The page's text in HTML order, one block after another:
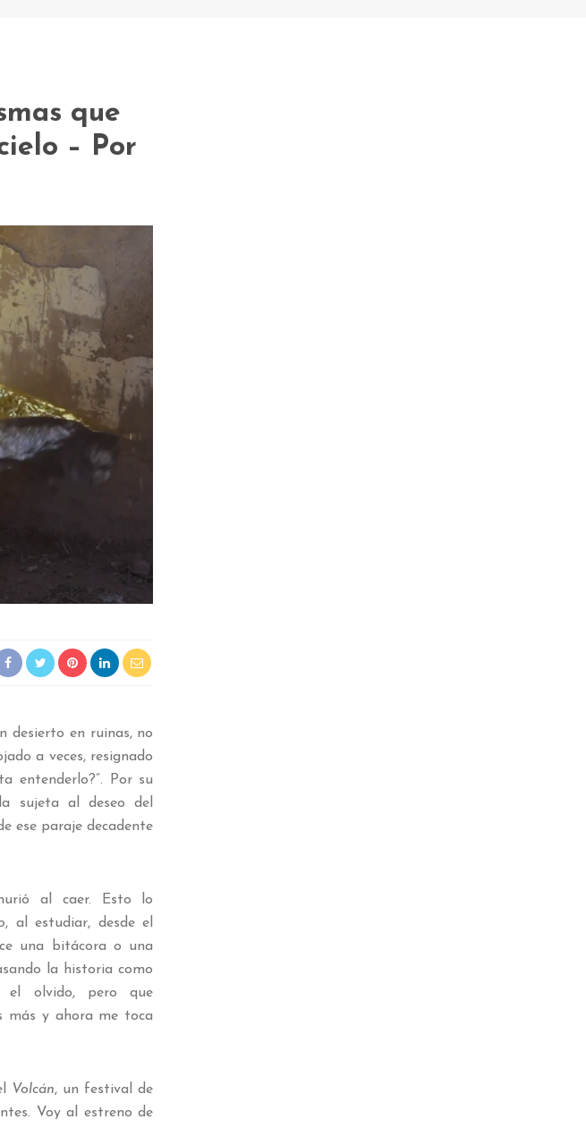
que
– Por
desierto en ruinas, no
a veces, resignado
entenderlo?”. Por su
sujeta al deseo del
ese paraje decadente
al caer. Esto lo
, al estudiar, desde el
una bitácora o una
la historia como
el olvido, pero que
más y ahora me toca
Volcán, un festival de
Voy al estreno de